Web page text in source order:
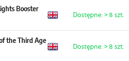
Booster
Dostępne: > 8 szt.
the Third Age
Dostępne: > 8 szt.